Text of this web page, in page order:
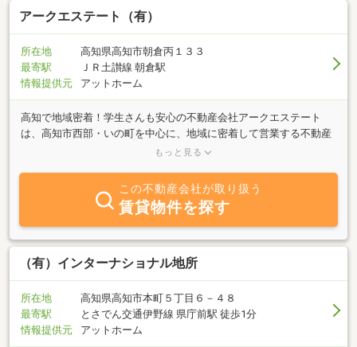
アークエステート（有）
所在地
高知県高知市朝倉丙１３３
最寄駅
ＪＲ土讃線 朝倉駅
情報提供元
アットホーム
高知で地域密着！学生さんも安心の不動産会社アークエステート
は、高知市西部・いの町を中心に、地域に密着して営業する不動産
会社です。当社は、高知大学より歩いて３分、ＪＲ朝倉駅構内に店
エステート』にお任せ下さい！！★高知大学、平成福祉専門学校等
の学生向けアパートを豊富に取扱っております。★合格前の予約も
受け付けています。◎新婚さん、ファミリー向け物件もお気軽にお
問い合わせ下さい★高知市西部方面マンション、アパート、貸家、
貸店舗多数有ります。◎戸建て・土地の売買もご相談下さい。投資
用アパートも取り扱っています。＜休業日＞日曜日（但し２月下旬
もっと見る
この不動産会社が取り扱う
賃貸物件を探す
（有）インターナショナル地所
所在地
高知県高知市本町５丁目６－４８
最寄駅
とさでん交通伊野線 県庁前駅 徒歩1分
情報提供元
アットホーム